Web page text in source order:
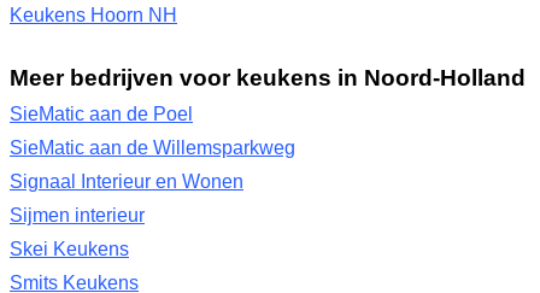
Keukens Hoorn NH
Meer bedrijven voor keukens in Noord-Holland
SieMatic aan de Poel
SieMatic aan de Willemsparkweg
Signaal Interieur en Wonen
Sijmen interieur
Skei Keukens
Smits Keukens